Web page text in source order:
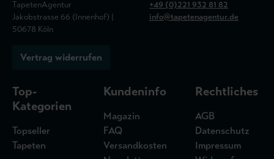
TapetenAgentur
Jakobstrasse 66 (Innenhof) |
50678 Köln
+49 (0)221 932 81 82
info@tapetenagentur.de
Vertrag widerrufen
Top-
Kategorien
Topseller
Tapeten
Kundeninfo
Magazin
FAQ
Versandkosten
Rechtliches
AGB
Datenschutz
Impressum